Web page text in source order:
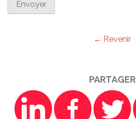
Envoyer
← Revenir
PARTAGER